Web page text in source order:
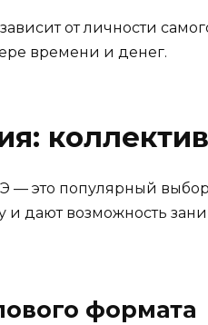
от личности
времени и денег.
— это популярный
и дают возможность
формата